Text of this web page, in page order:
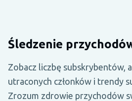
Śledzenie
Zobacz liczbę subskrybentów,
utraconych członków i trendy
Zrozum zdrowie przychodów